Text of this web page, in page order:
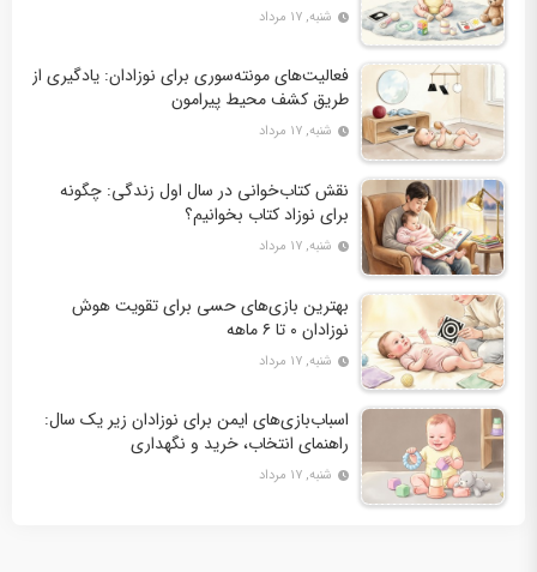
شنبه, ۱۷ مرداد
فعالیت‌های مونته‌سوری برای نوزادان: یادگیری از
طریق کشف محیط پیرامون
شنبه, ۱۷ مرداد
نقش کتاب‌خوانی در سال اول زندگی: چگونه
برای نوزاد کتاب بخوانیم؟
شنبه, ۱۷ مرداد
بهترین بازی‌های حسی برای تقویت هوش
نوزادان ۰ تا ۶ ماهه
شنبه, ۱۷ مرداد
اسباب‌بازی‌های ایمن برای نوزادان زیر یک سال:
راهنمای انتخاب، خرید و نگهداری
شنبه, ۱۷ مرداد